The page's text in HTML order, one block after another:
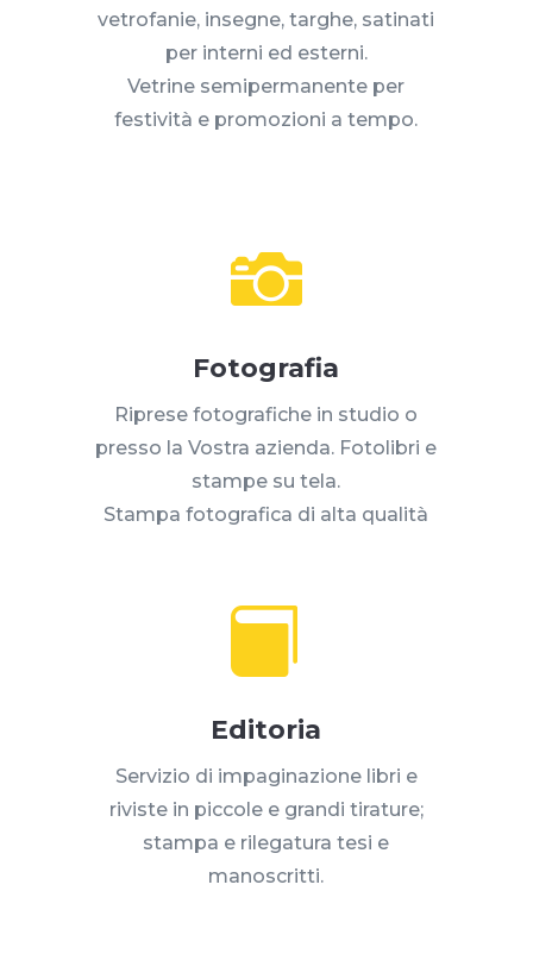
vetrofanie, insegne, targhe, satinati
per interni ed esterni.
Vetrine semipermanente per
festività e promozioni a tempo.

Fotografia
Riprese fotografiche in studio o
presso la Vostra azienda. Fotolibri e
stampe su tela.
Stampa fotografica di alta qualità

Editoria
Servizio di impaginazione libri e
riviste in piccole e grandi tirature;
stampa e rilegatura tesi e
manoscritti.